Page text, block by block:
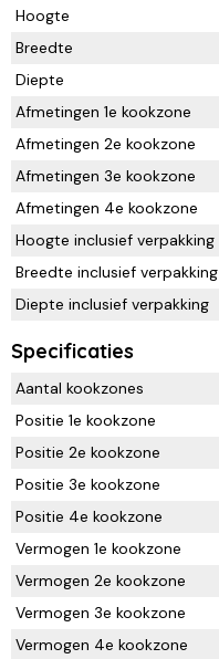
Hoogte
Breedte
Diepte
Afmetingen 1e kookzone
Afmetingen 2e kookzone
Afmetingen 3e kookzone
Afmetingen 4e kookzone
Hoogte inclusief verpakking
Breedte inclusief verpakking
Diepte inclusief verpakking
Specificaties
Aantal kookzones
Positie 1e kookzone
Positie 2e kookzone
Positie 3e kookzone
Positie 4e kookzone
Vermogen 1e kookzone
Vermogen 2e kookzone
Vermogen 3e kookzone
Vermogen 4e kookzone